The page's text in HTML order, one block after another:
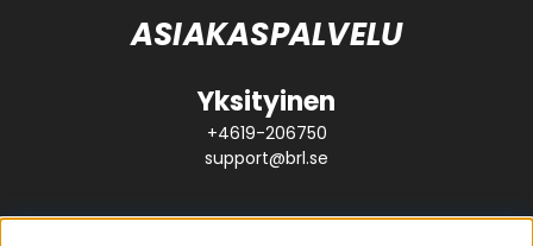
ASIAKASPALVELU
Yksityinen
+4619-206750
support@brl.se